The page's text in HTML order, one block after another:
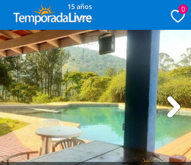
15 años 0
Next